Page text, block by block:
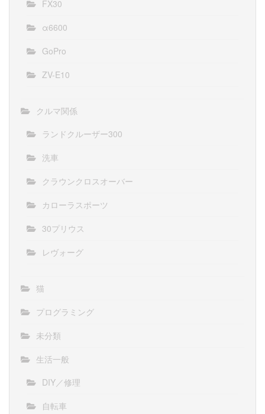
FX30
α6600
GoPro
ZV-E10
クルマ関係
ランドクルーザー300
洗車
クラウンクロスオーバー
カローラスポーツ
30プリウス
レヴォーグ
猫
プログラミング
未分類
生活一般
DIY／修理
自転車